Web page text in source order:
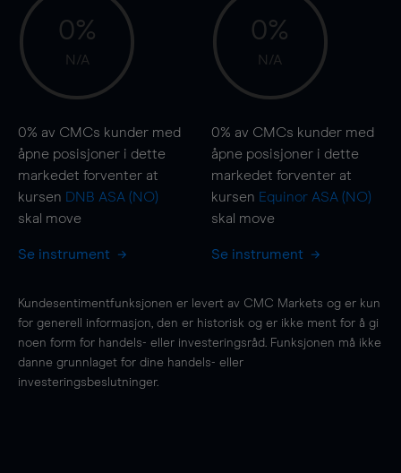
0%
N/A
0% av CMCs kunder med
åpne posisjoner i dette
markedet forventer at
kursen DNB ASA (NO)
skal move
Se instrument
0%
N/A
0% av CMCs kunder med
åpne posisjoner i dette
markedet forventer at
kursen Equinor ASA (NO)
skal move
Se instrument
Kundesentimentfunksjonen er levert av CMC Markets og er kun
for generell informasjon, den er historisk og er ikke ment for å gi
noen form for handels- eller investeringsråd. Funksjonen må ikke
danne grunnlaget for dine handels- eller
investeringsbeslutninger.